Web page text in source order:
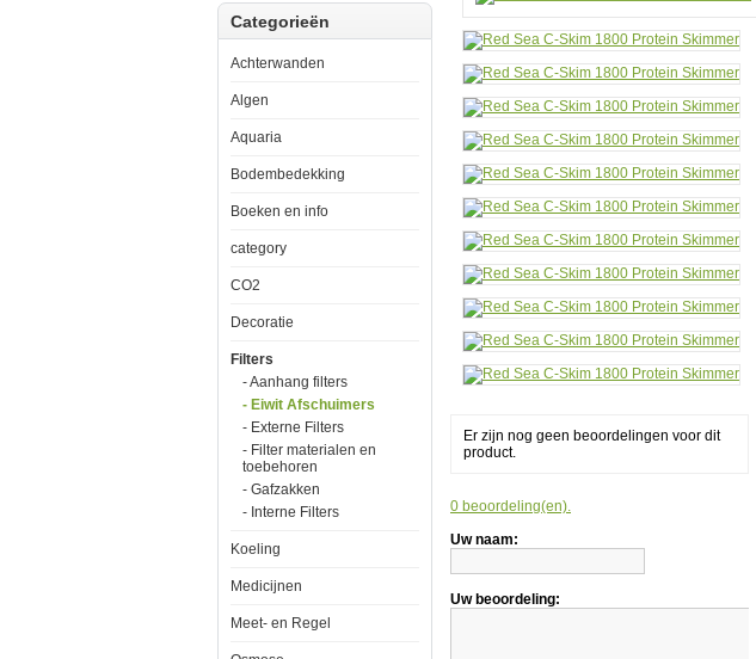
Categorieën
Achterwanden
Algen
Aquaria
Bodembedekking
Boeken en info
category
CO2
Decoratie
Filters
- Aanhang filters
- Eiwit Afschuimers
- Externe Filters
- Filter materialen en
toebehoren
- Gafzakken
- Interne Filters
Koeling
Medicijnen
Meet- en Regel
Filters
Eiwit
Afschuimers
Red
Sea
C-
Skim
1800
Protein
Skimmer
Red
Sea
Skim
1800
Protein
primaire
filtratie
schuim
Er zijn nog geen beoordelingen voor dit
product.
0 beoordeling(en).
Uw naam:
Uw beoordeling: